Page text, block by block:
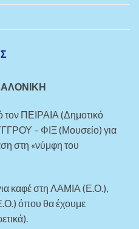
ΠΕΙΡΑΙΑ (Δημοτικό
– ΦΙΞ (Μουσείο) για
στη «νύμφη του
καφέ στη ΛΑΜΙΑ (Ε.Ο.),
όπου θα έχουμε